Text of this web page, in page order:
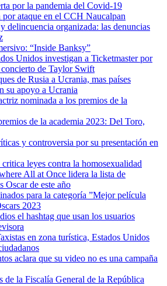
por la pandemia del Covid-19
por ataque en el CCH Naucalpan
delincuencia organizada: las denuncias
“Inside Banksy”
Unidos investigan a Ticketmaster por
de Taylor Swift
de Rusia a Ucrania, mas países
su apoyo a Ucrania
nominada a los premios de la
de la academia 2023: Del Toro,
y controversia por su presentación en
leyes contra la homosexualidad
All at Once lidera la lista de
Oscar de este año
para la categoría ”Mejor película
2023
el hashtag que usan los usuarios
en zona turística, Estados Unidos
aclara que su video no es una campaña
de la Fiscalía General de la República